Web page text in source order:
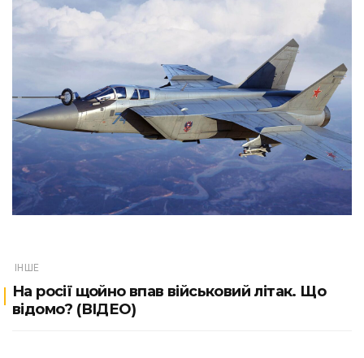
ІНШЕ
На росії щойно впав військовий літак. Що
відомо? (ВІДЕО)